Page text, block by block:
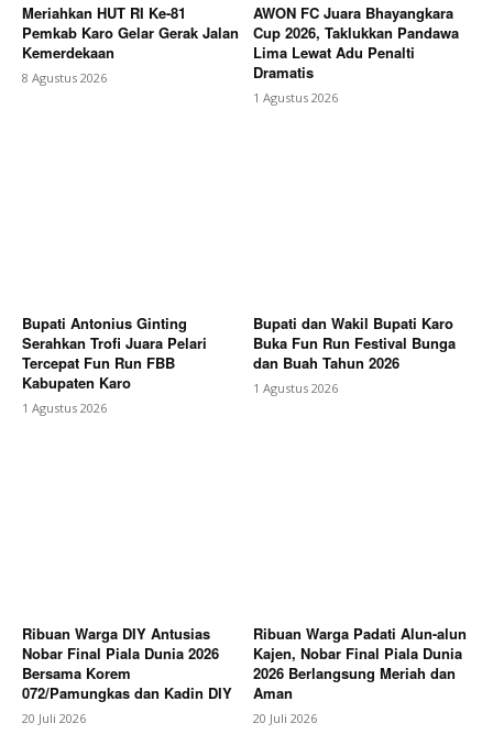
Meriahkan HUT RI Ke-81
Pemkab Karo Gelar Gerak Jalan
Kemerdekaan
8 Agustus 2026
AWON FC Juara Bhayangkara
Cup 2026, Taklukkan Pandawa
Lima Lewat Adu Penalti
Dramatis
1 Agustus 2026
Bupati Antonius Ginting
Serahkan Trofi Juara Pelari
Tercepat Fun Run FBB
Kabupaten Karo
1 Agustus 2026
Bupati dan Wakil Bupati Karo
Buka Fun Run Festival Bunga
dan Buah Tahun 2026
1 Agustus 2026
Ribuan Warga DIY Antusias
Nobar Final Piala Dunia 2026
Bersama Korem
072/Pamungkas dan Kadin DIY
20 Juli 2026
Ribuan Warga Padati Alun-alun
Kajen, Nobar Final Piala Dunia
2026 Berlangsung Meriah dan
Aman
20 Juli 2026